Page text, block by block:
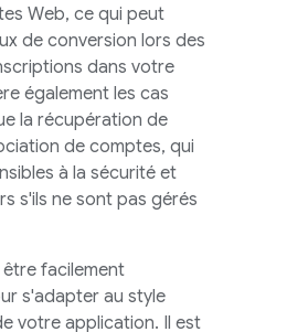
Web, ce qui peut
de conversion lors des
dans votre
également les cas
la récupération de
de comptes, qui
à la sécurité et
s'ils ne sont pas gérés
facilement
s'adapter au style
votre application. Il est